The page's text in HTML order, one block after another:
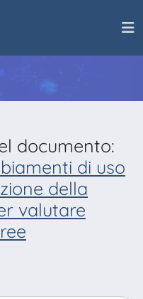
documento:
di uso
della
valutare